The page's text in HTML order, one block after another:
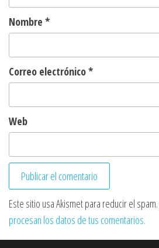
Nombre *
Correo electrónico*
Web
Este sitio usa Akismet para reducir el spam.
procesan los datos de tus comentarios.